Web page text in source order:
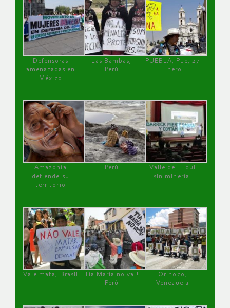
Defensoras
amenazadas en
México
Las Bambas,
Perú
PUEBLA, Pue, 27
Enero
Amazonía
defiende su
territorio
Perú
Valle del Elqui
sin minería.
Vale mata, Brasil
Tía María no va !
Perú
Orinoco,
Venezuela